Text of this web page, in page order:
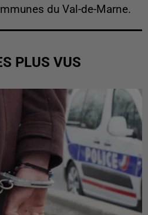
du Val-de-Marne.
PLUS VUS